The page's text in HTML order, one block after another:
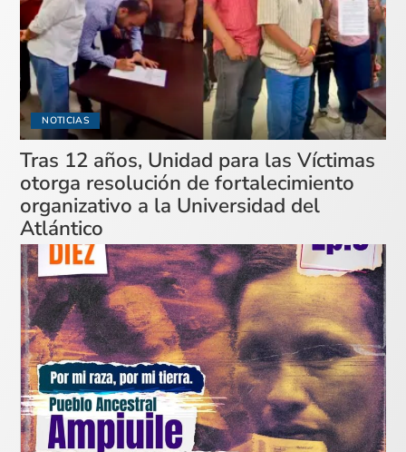
NOTICIAS
Tras 12 años, Unidad para las Víctimas
otorga resolución de fortalecimiento
organizativo a la Universidad del
Atlántico